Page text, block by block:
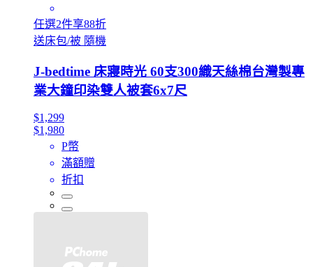
任選2件享88折
送床包/被 隨機
J-bedtime 床寢時光 60支300織天絲棉台灣製專
業大鐘印染雙人被套6x7尺
$1,299
$1,980
P幣
滿額贈
折扣